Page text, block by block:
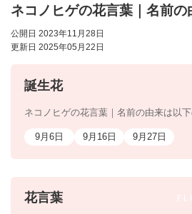
ネコノヒゲの花言葉｜名前の
公開日 2023年11月28日
更新日 2025年05月22日
誕生花
ネコノヒゲの花言葉｜名前の由来は以下
9月6日 9月16日 9月27日
花言葉